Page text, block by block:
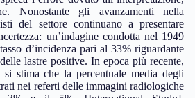
Nonostante gli avanzamenti nella
del settore continuano a presentare
un’indagine condotta nel 1949
d’incidenza pari al 33% riguardante
lastre positive. In epoca più recente,
si stima che la percentuale media degli
nei referti delle immagini radiologiche